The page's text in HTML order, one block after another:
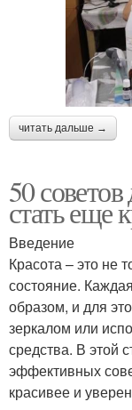
читать дальше →
50
стать еще
Введение
Красота – это не
состояние.
образом, и для
зеркалом или
средства. В этой
эффективных
красивее и